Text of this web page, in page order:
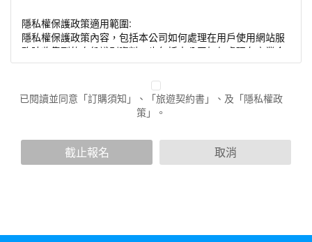
隱私權保護政策適用範圍:
隱私權保護政策內容，包括本公司如何處理在用戶使用網站服
務時收集到的身份識別資料，也包括本公司如何處理在商業合
作與本公司合作時分享的任何身份識別資料。隱私權保護政策
不適用於本公司以外的公司或網站群，與非本站所僱用或管理
人員。例如您透過本公司旗下網站上的廣告廠商連結，這些置
放連結的廠商也可能蒐集您個人的資料。對於您主動提供的個
人資訊，這些廣告廠商或連結網站有其個別的隱私權保護政
您個人在本網站上的聊天室或討論區中任意公開個人資料的行
為，在非經加密的保護下，亦不適用於本公司隱私權保護政
個人的資料，其範圍如下：
已閱讀並同意「訂購須知」、「旅遊契約書」、及「隱私權政
策」。
截止報名 取消